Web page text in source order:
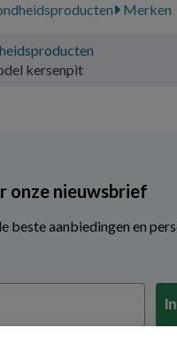
Merken
kersenpit
onze nieuwsbrief
beste aanbiedingen en